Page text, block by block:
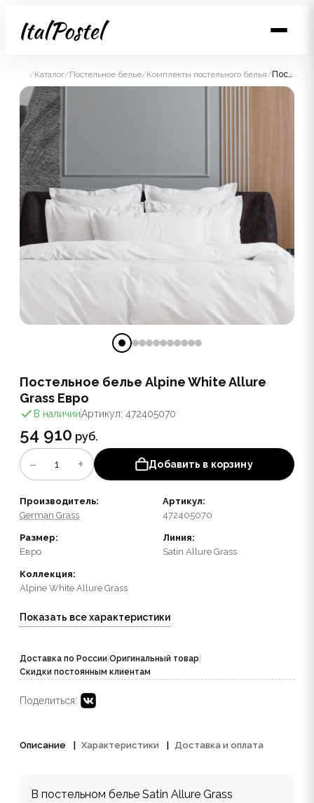
/Каталог/Постельное белье/Комплекты постельного белья/ Постельное белье Alpine White Allure Grass Евро
Постельное белье Alpine White Allure
Grass Евро
В наличииАртикул: 472405070
54 910 руб.
− 1 + Добавить в корзину
Производитель:
German Grass
Артикул:
472405070
Размер:
Евро
Линия:
Satin Allure Grass
Коллекция:
Alpine White Allure Grass
Показать все характеристики
Доставка по России Оригинальный товар
Скидки постоянным клиентам
Поделиться:
Описание Характеристики Доставка и оплата
В постельном белье Satin Allure Grass